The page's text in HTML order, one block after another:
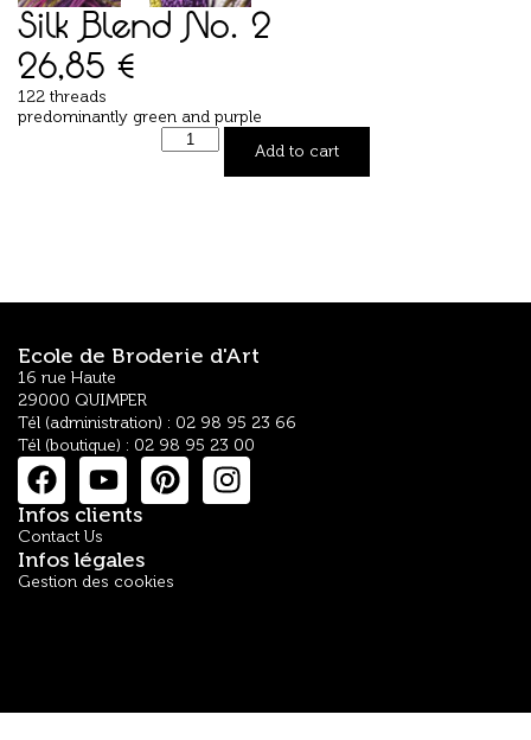
Silk Blend No. 2
26,85 €
122 threads
predominantly green and purple
Add to cart
Ecole de Broderie d'Art
16 rue Haute
29000 QUIMPER
Tél (administration) : 02 98 95 23 66
Tél (boutique) : 02 98 95 23 00
Infos clients
Contact Us
Infos légales
Gestion des cookies